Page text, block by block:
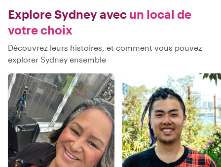
Explore Sydney avec un local de
votre choix
Découvrez leurs histoires, et comment vous pouvez
explorer Sydney ensemble